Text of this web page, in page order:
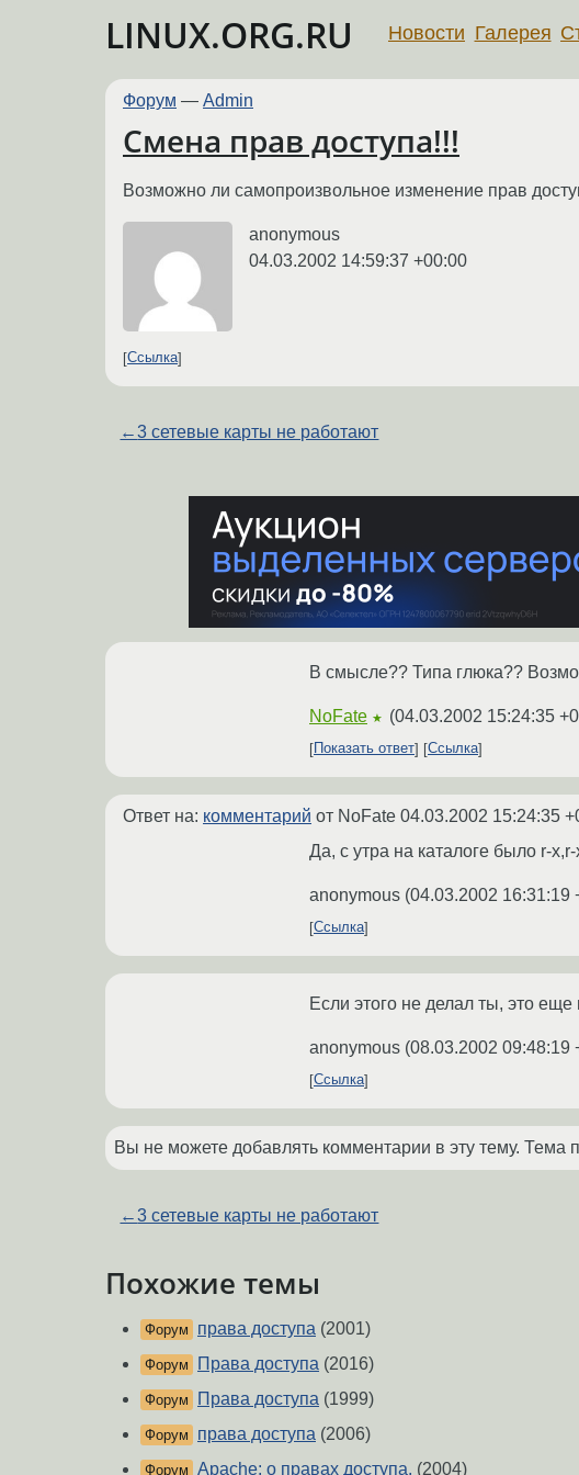
LINUX.ORG.RU Новости Галерея
Форум — Admin
Смена прав доступа!!!
Возможно ли самопроизвольное изменение прав
anonymous
04.03.2002 14:59:37 +00:00
Ссылка
←3 сетевые карты не работают
В смысле?? Типа глюка??
NoFate ★ (04.03.2002 15:24:35
Показать ответ Ссылка
Ответ на: комментарий от NoFate 04.03.2002 15:24:35
Да, с утра на каталоге было r-
anonymous (04.03.2002 16:31:19
Ссылка
Если этого не делал ты, это еще
anonymous (08.03.2002 09:48:19
Ссылка
Вы не можете добавлять комментарии в эту тему. Тема
←3 сетевые карты не работают
Похожие темы
Форум права доступа (2001)
Форум Права доступа (2016)
Форум Права доступа (1999)
Форум права доступа (2006)
Форум Apache: о правах доступа. (2004)